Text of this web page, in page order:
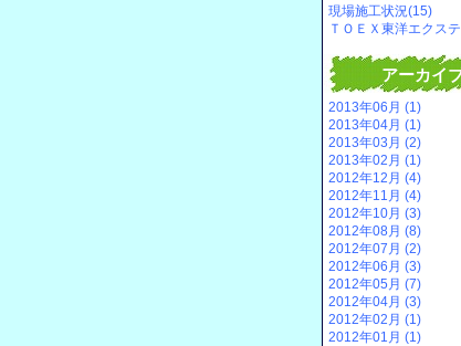
現場施工状況(15)
ＴＯＥＸ東洋エクス
アーカイ
2013年06月 (1)
2013年04月 (1)
2013年03月 (2)
2013年02月 (1)
2012年12月 (4)
2012年11月 (4)
2012年10月 (3)
2012年08月 (8)
2012年07月 (2)
2012年06月 (3)
2012年05月 (7)
2012年04月 (3)
2012年02月 (1)
2012年01月 (1)